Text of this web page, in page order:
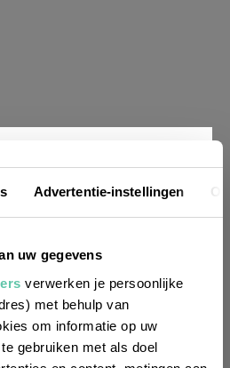
Advertentie-instellingen
uw gegevens
verwerken je persoonlijke
met behulp van
om informatie op uw
gebruiken met als doel
op de hoogte zijn
leuke adressen
voor Frankrijk? Meld
onze 2-wekelijkse